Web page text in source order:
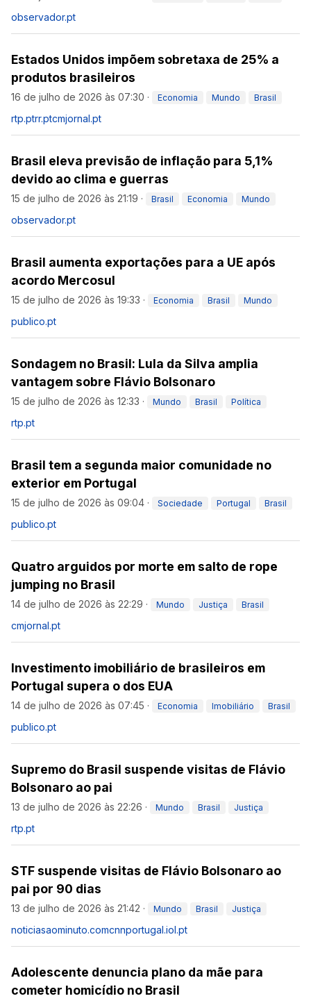
observador.pt
Estados Unidos impõem sobretaxa de 25% a
produtos brasileiros
16 de julho de 2026 às 07:30 · Economia Mundo Brasil
rtp.ptrr.ptcmjornal.pt
Brasil eleva previsão de inflação para 5,1%
devido ao clima e guerras
15 de julho de 2026 às 21:19 · Brasil Economia Mundo
observador.pt
Brasil aumenta exportações para a UE após
acordo Mercosul
15 de julho de 2026 às 19:33 · Economia Brasil Mundo
publico.pt
Sondagem no Brasil: Lula da Silva amplia
vantagem sobre Flávio Bolsonaro
15 de julho de 2026 às 12:33 · Mundo Brasil Política
rtp.pt
Brasil tem a segunda maior comunidade no
exterior em Portugal
15 de julho de 2026 às 09:04 · Sociedade Portugal Brasil
publico.pt
Quatro arguidos por morte em salto de rope
jumping no Brasil
14 de julho de 2026 às 22:29 · Mundo Justiça Brasil
cmjornal.pt
Investimento imobiliário de brasileiros em
Portugal supera o dos EUA
14 de julho de 2026 às 07:45 · Economia Imobiliário Brasil
publico.pt
Supremo do Brasil suspende visitas de Flávio
Bolsonaro ao pai
13 de julho de 2026 às 22:26 · Mundo Brasil Justiça
rtp.pt
STF suspende visitas de Flávio Bolsonaro ao
pai por 90 dias
13 de julho de 2026 às 21:42 · Mundo Brasil Justiça
noticiasaominuto.comcnnportugal.iol.pt
Adolescente denuncia plano da mãe para
cometer homicídio no Brasil